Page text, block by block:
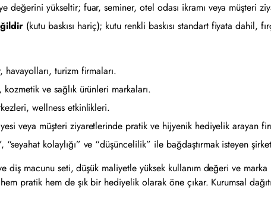
değerini yükseltir; fuar, seminer, otel odası ikramı veya müşteri
(kutu baskısı hariç); kutu renkli baskısı standart fiyata
turizm firmaları.
ve sağlık ürünleri markaları.
wellness etkinlikleri.
veya müşteri ziyaretlerinde pratik ve hijyenik hediyelik arayan
kolaylığı” ve “düşüncelilik” ile bağdaştırmak isteyen
diş macunu seti, düşük maliyetle yüksek kullanım değeri ve
pratik hem de şık bir hediyelik olarak öne çıkar. Kurumsal